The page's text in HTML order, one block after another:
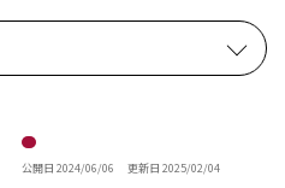
公開日 2024/06/06 更新日 2025/02/04